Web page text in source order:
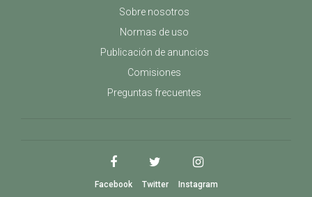
Sobre nosotros
Normas de uso
Publicación de anuncios
Comisiones
Preguntas frecuentes
Facebook Twitter Instagram